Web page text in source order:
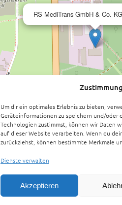
Um dir ein optimales Erlebnis zu bieten,
Geräteinformationen zu speichern und/oder
Technologien zustimmst, können wir Daten
auf dieser Website verarbeiten. Wenn du
zurückziehst, können bestimmte Merkmale
Dienste verwalten
Akzeptieren
RS MediTrans GmbH & Co. KG